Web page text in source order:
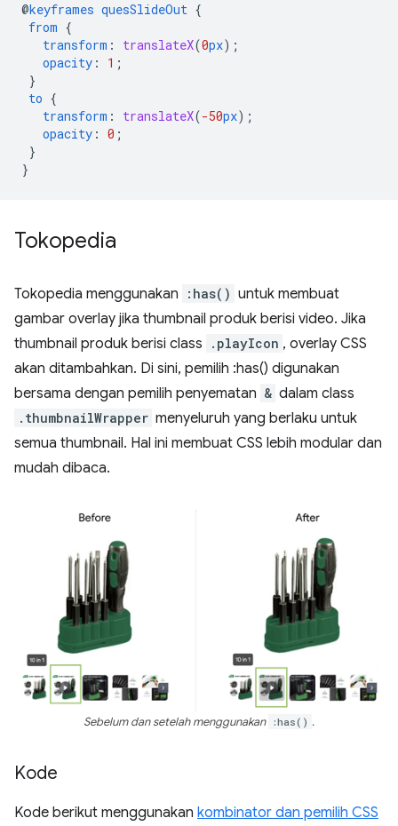
@keyframes quesSlideOut {
from {
transform : translateX(0px);
opacity : 1 ;
}
to {
transform : translateX(-50px);
opacity : 0 ;
}
}
Tokopedia
Tokopedia menggunakan :has() untuk membuat
gambar overlay jika thumbnail produk berisi video. Jika
thumbnail produk berisi class
.playIcon , overlay CSS
akan ditambahkan. Di sini, pemilih :has() digunakan
bersama dengan pemilih penyematan & dalam class
.thumbnailWrapper menyeluruh yang berlaku untuk
semua thumbnail. Hal ini membuat CSS lebih modular dan
mudah dibaca.
Sebelum dan setelah menggunakan :has() .
Kode
Kode berikut menggunakan kombinator dan pemilih CSS